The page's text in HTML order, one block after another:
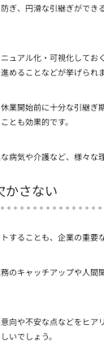
ぎ、円滑な引継ぎができ
ュアル化・可視化してお
めることなどが挙げられま
業開始前に十分な引継ぎ
とも効果的です。
病気や介護など、様々な
かさない
することも、企業の重要
のキャッチアップや人間
向や不安な点などをヒア
いでしょう。